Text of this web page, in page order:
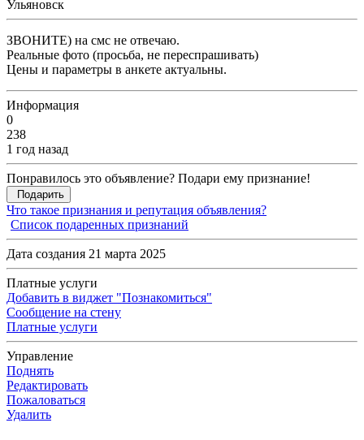
Ульяновск
ЗВОНИТЕ) на смс не отвечаю.
Реальные фото (просьба, не переспрашивать)
Цены и параметры в анкете актуальны.
Информация
0
238
1 год назад
Понравилось это объявление? Подари ему признание!
Подарить
Что такое признания и репутация объявления?
Список подаренных признаний
Дата создания 21 марта 2025
Платные услуги
Добавить в виджет "Познакомиться"
Сообщение на стену
Платные услуги
Управление
Поднять
Редактировать
Пожаловаться
Удалить